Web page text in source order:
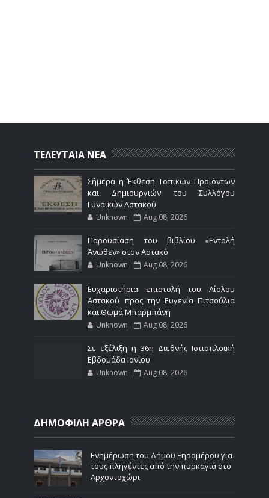
ΤΕΛΕΥΤΑΙΑ ΝΕΑ
Σήμερα η Έκθεση Τοπικών Προϊόντων
και Δημιουργιών του Συλλόγου
Γυναικών Αστακού
Unknown Aug 08, 2026
Παρουσίαση του βιβλίου «Εντολή
Άνωθεν» στον Αστακό
Unknown Aug 08, 2026
Ευχαριστήρια επιστολή του Αίολου
Αστακού προς την Ευγενία Πιτσούλια
και Θωμά Μπαρμπάνη
Unknown Aug 08, 2026
Σε εξέλιξη η 36η Διεθνής Ιστιοπλοϊκή
Εβδομάδα Ιονίου
Unknown Aug 08, 2026
ΔΗΜΟΦΙΛΗ ΑΡΘΡΑ
Ενημέρωση του Δήμου Ξηρομέρου για
τους πληγέντες από την πυρκαγιά στο
Αρχοντοχώρι